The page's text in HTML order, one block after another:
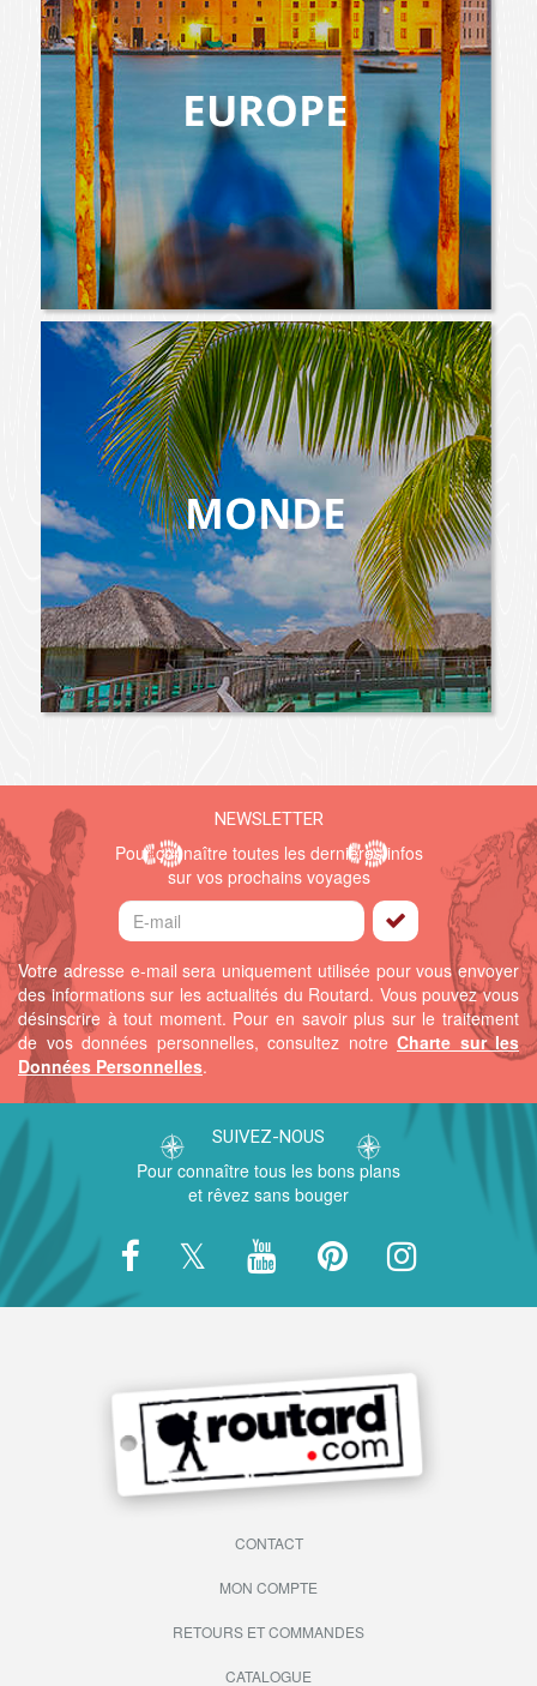
NEWSLETTER
Pour connaître toutes les dernières infos
sur vos prochains voyages
Votre adresse e-mail sera uniquement utilisée pour vous envoyer
des informations sur les actualités du Routard. Vous pouvez vous
désinscrire à tout moment. Pour en savoir plus sur le traitement
de vos données personnelles, consultez notre Charte sur les
Données Personnelles.
SUIVEZ-NOUS
Pour connaître tous les bons plans
et rêvez sans bouger
CONTACT
MON COMPTE
RETOURS ET COMMANDES
CATALOGUE